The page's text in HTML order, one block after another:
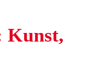
Kunst,